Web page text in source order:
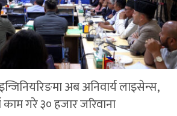
अब अनिवार्य लाइसेन्स,
काम गरे ३० हजार जरिवाना